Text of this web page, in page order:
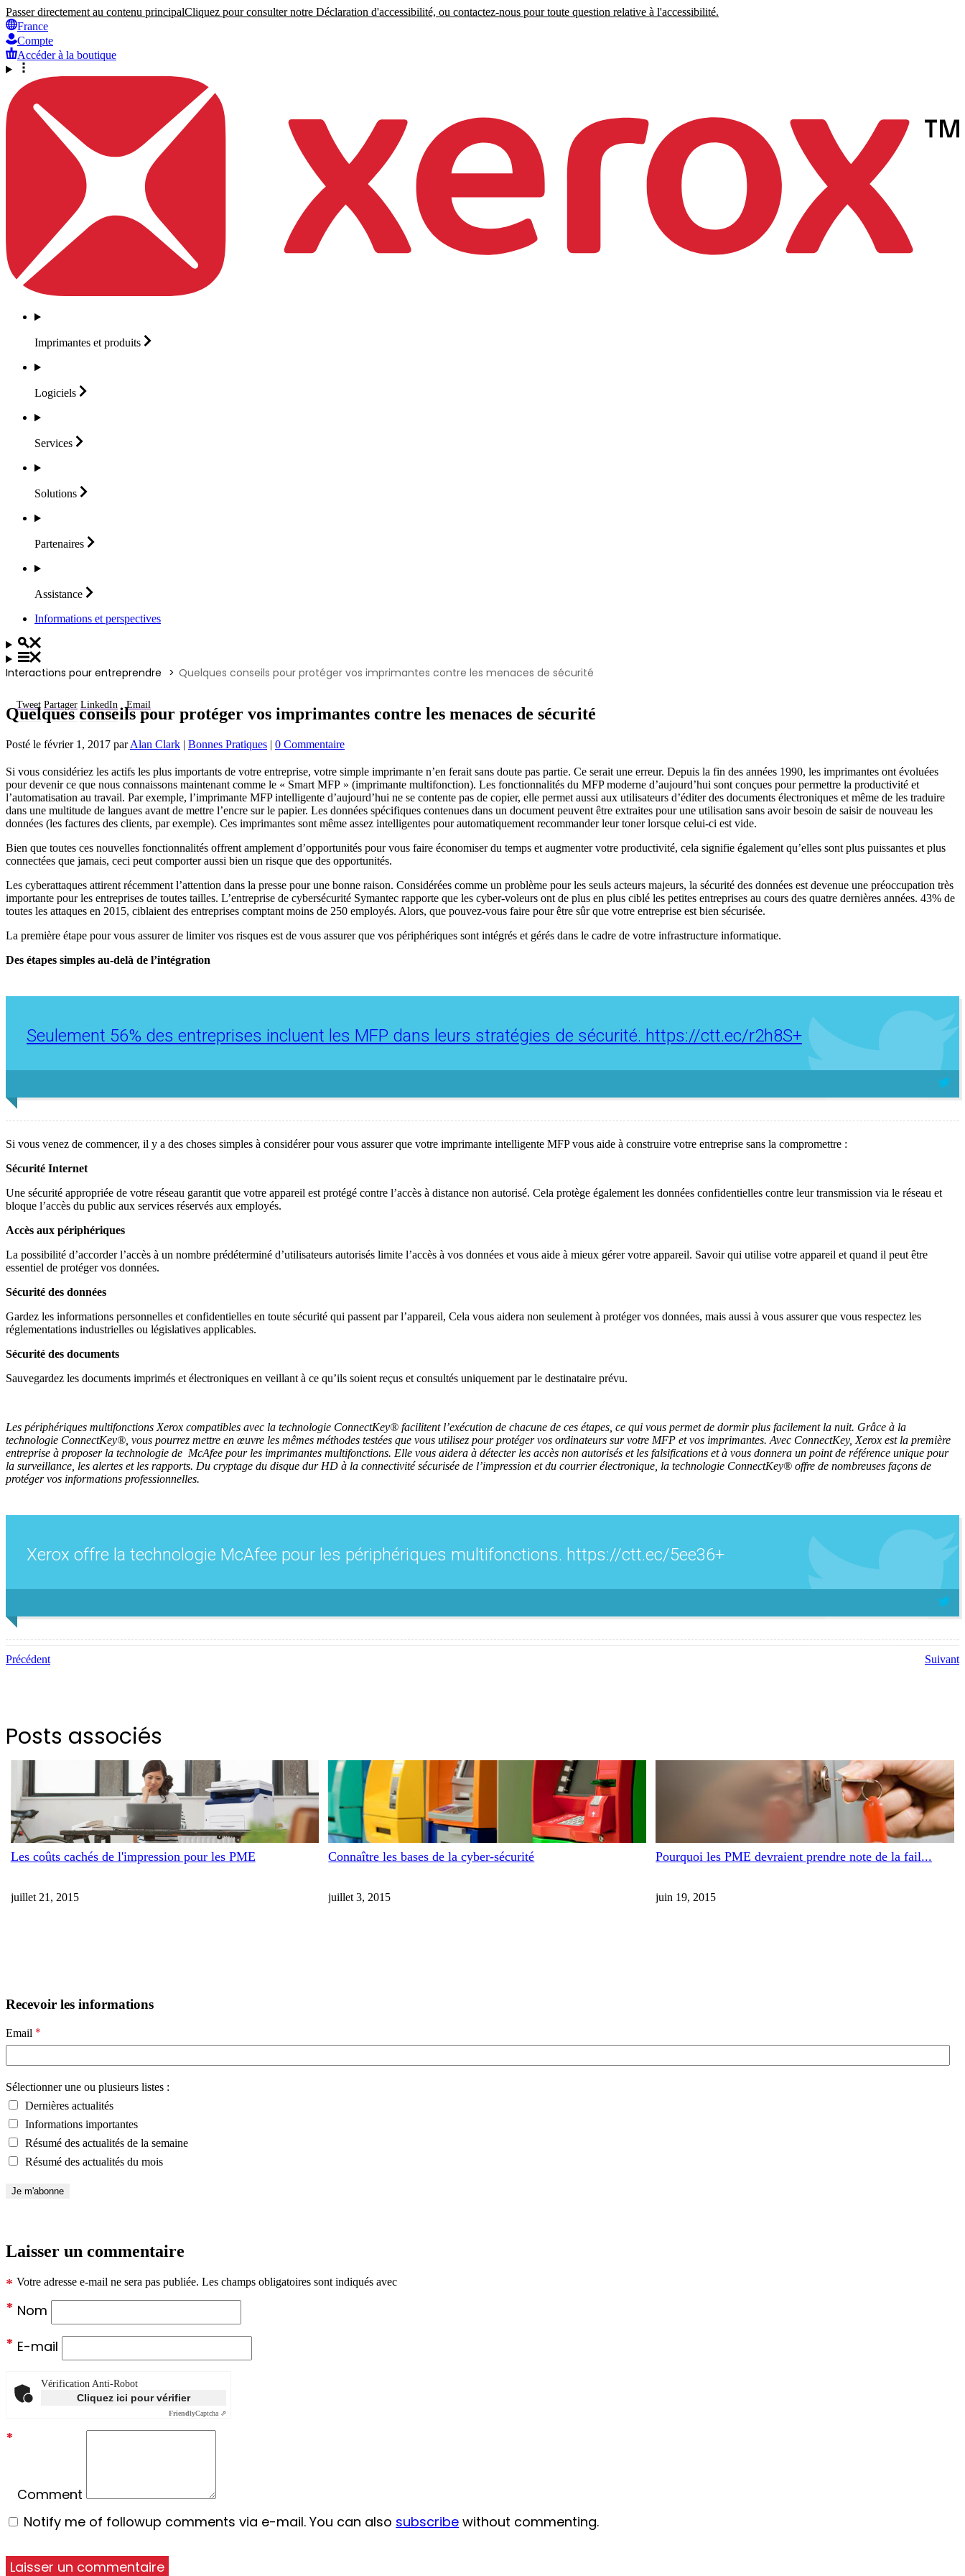
Passer directement au contenu principalCliquez pour consulter notre Déclaration d'accessibilité, ou contactez-nous pour toute question relative à l'accessibilité.
France
Compte
Accéder à la boutique
Imprimantes et produits
Logiciels
Services
Solutions
Partenaires
Assistance
Informations et perspectives
Interactions pour entreprendre Quelques conseils pour protéger vos imprimantes contre les menaces de sécurité
Tweet Partager LinkedIn Email
Quelques conseils pour protéger vos imprimantes contre les menaces de sécurité
Posté le février 1, 2017 parAlan Clark | Bonnes Pratiques | 0 Commentaire
Si vous considériez les actifs les plus importants de votre entreprise, votre simple imprimante n’en ferait sans doute pas partie. Ce serait une erreur. Depuis la fin des années 1990, les imprimantes ont évoluées
pour devenir ce que nous connaissons maintenant comme le « Smart MFP » (imprimante multifonction). Les fonctionnalités du MFP moderne d’aujourd’hui sont conçues pour permettre la productivité et
l’automatisation au travail. Par exemple, l’imprimante MFP intelligente d’aujourd’hui ne se contente pas de copier, elle permet aussi aux utilisateurs d’éditer des documents électroniques et même de les traduire
dans une multitude de langues avant de mettre l’encre sur le papier. Les données spécifiques contenues dans un document peuvent être extraites pour une utilisation sans avoir besoin de saisir de nouveau les
données (les factures des clients, par exemple). Ces imprimantes sont même assez intelligentes pour automatiquement recommander leur toner lorsque celui-ci est vide.
Bien que toutes ces nouvelles fonctionnalités offrent amplement d’opportunités pour vous faire économiser du temps et augmenter votre productivité, cela signifie également qu’elles sont plus puissantes et plus
connectées que jamais, ceci peut comporter aussi bien un risque que des opportunités.
Les cyberattaques attirent récemment l’attention dans la presse pour une bonne raison. Considérées comme un problème pour les seuls acteurs majeurs, la sécurité des données est devenue une préoccupation très
importante pour les entreprises de toutes tailles. L’entreprise de cybersécurité Symantec rapporte que les cyber-voleurs ont de plus en plus ciblé les petites entreprises au cours des quatre dernières années. 43% de
toutes les attaques en 2015, ciblaient des entreprises comptant moins de 250 employés. Alors, que pouvez-vous faire pour être sûr que votre entreprise est bien sécurisée.
La première étape pour vous assurer de limiter vos risques est de vous assurer que vos périphériques sont intégrés et gérés dans le cadre de votre infrastructure informatique.
Des étapes simples au-delà de l’intégration
Seulement 56% des entreprises incluent les MFP dans leurs stratégies de sécurité. https://ctt.ec/r2h8S+
Si vous venez de commencer, il y a des choses simples à considérer pour vous assurer que votre imprimante intelligente MFP vous aide à construire votre entreprise sans la compromettre :
Sécurité Internet
Une sécurité appropriée de votre réseau garantit que votre appareil est protégé contre l’accès à distance non autorisé. Cela protège également les données confidentielles contre leur transmission via le réseau et
bloque l’accès du public aux services réservés aux employés.
Accès aux périphériques
La possibilité d’accorder l’accès à un nombre prédéterminé d’utilisateurs autorisés limite l’accès à vos données et vous aide à mieux gérer votre appareil. Savoir qui utilise votre appareil et quand il peut être
essentiel de protéger vos données.
Sécurité des données
Gardez les informations personnelles et confidentielles en toute sécurité qui passent par l’appareil, Cela vous aidera non seulement à protéger vos données, mais aussi à vous assurer que vous respectez les
réglementations industrielles ou législatives applicables.
Sécurité des documents
Sauvegardez les documents imprimés et électroniques en veillant à ce qu’ils soient reçus et consultés uniquement par le destinataire prévu.
Les périphériques multifonctions Xerox compatibles avec la technologie ConnectKey® facilitent l’exécution de chacune de ces étapes, ce qui vous permet de dormir plus facilement la nuit. Grâce à la
technologie ConnectKey®, vous pourrez mettre en œuvre les mêmes méthodes testées que vous utilisez pour protéger vos ordinateurs sur votre MFP et vos imprimantes. Avec ConnectKey, Xerox est la première
entreprise à proposer la technologie de McAfee pour les imprimantes multifonctions. Elle vous aidera à détecter les accès non autorisés et les falsifications et à vous donnera un point de référence unique pour
la surveillance, les alertes et les rapports. Du cryptage du disque dur HD à la connectivité sécurisée de l’impression et du courrier électronique, la technologie ConnectKey® offre de nombreuses façons de
protéger vos informations professionnelles.
Xerox offre la technologie McAfee pour les périphériques multifonctions. https://ctt.ec/5ee36+
Précédent Suivant
Posts associés
Les coûts cachés de l'impression pour les PME
juillet 21, 2015
Connaître les bases de la cyber-sécurité
juillet 3, 2015
Pourquoi les PME devraient prendre note de la fail...
juin 19, 2015
Recevoir les informations
Email *
Sélectionner une ou plusieurs listes :
Dernières actualités
Informations importantes
Résumé des actualités de la semaine
Résumé des actualités du mois
Laisser un commentaire
Votre adresse e-mail ne sera pas publiée. Les champs obligatoires sont indiqués avec
*
Nom
*
E-mail
*
Vérification Anti-Robot
Cliquez ici pour vérifier
FriendlyCaptcha ⇗
Comment
*
Notify me of followup comments via e-mail. You can also subscribe without commenting.